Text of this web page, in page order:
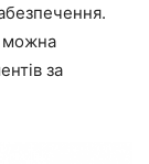
можна
за